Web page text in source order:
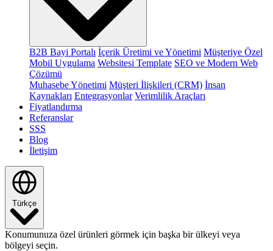
B2B Bayi Portalı İçerik Üretimi ve Yönetimi Müşteriye Özel
Mobil Uygulama Websitesi Template SEO ve Modern Web
Çözümü
Muhasebe Yönetimi Müşteri İlişkileri (CRM) İnsan
Kaynakları Entegrasyonlar Verimlilik Araçları
Fiyatlandırma
Referanslar
SSS
Blog
İletişim
Türkçe
Konumunuza özel ürünleri görmek için başka bir ülkeyi veya
bölgeyi seçin.